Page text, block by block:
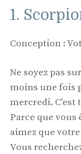
1.
Conception :
Ne soyez pas
moins une fois
mercredi. C'est
Parce que vous
aimez que
Vous